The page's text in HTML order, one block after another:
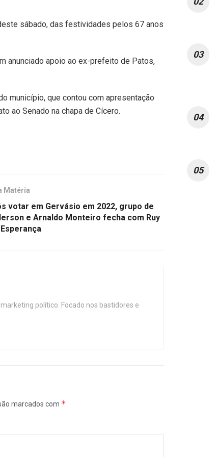
sábado, das festividades pelos 67 anos
anunciado apoio ao ex-prefeito de Patos,
município, que contou com apresentação
ao Senado na chapa de Cícero.
Matéria
votar em Gervásio em 2022, grupo de
e Arnaldo Monteiro fecha com Ruy
político. Focado nos bastidores e
marcados com *